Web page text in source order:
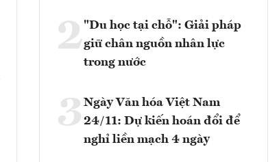
2"Du học tại chỗ": Giải pháp
giữ chân nguồn nhân lực
trong nước
3 Ngày Văn hóa Việt Nam
24/11: Dự kiến hoán đổi để
nghỉ liền mạch 4 ngày